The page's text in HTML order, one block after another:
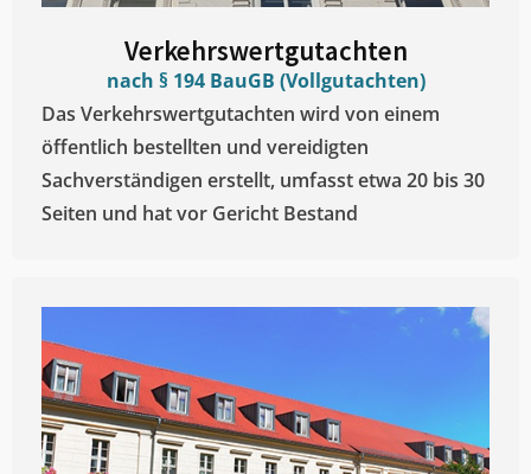
Verkehrswertgutachten
nach § 194 BauGB (Vollgutachten)
Das Verkehrswertgutachten wird von einem
öffentlich bestellten und vereidigten
Sachverständigen erstellt, umfasst etwa 20 bis 30
Seiten und hat vor Gericht Bestand